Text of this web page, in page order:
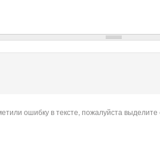
ошибку в тексте, пожалуйста